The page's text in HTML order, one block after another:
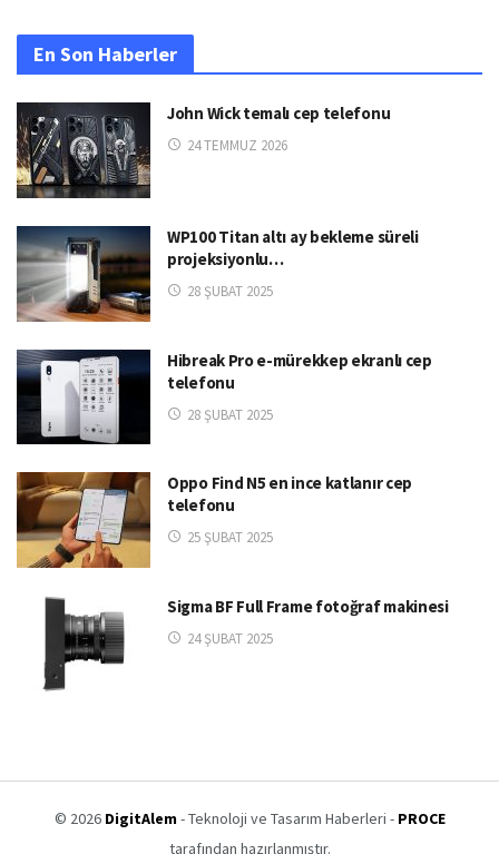
En Son Haberler
John Wick temalı cep telefonu
24 TEMMUZ 2026
WP100 Titan altı ay bekleme süreli
projeksiyonlu…
28 ŞUBAT 2025
Hibreak Pro e-mürekkep ekranlı cep
telefonu
28 ŞUBAT 2025
Oppo Find N5 en ince katlanır cep
telefonu
25 ŞUBAT 2025
Sigma BF Full Frame fotoğraf makinesi
24 ŞUBAT 2025
© 2026 DigitAlem- Teknoloji ve Tasarım Haberleri - PROCE
tarafından hazırlanmıştır.